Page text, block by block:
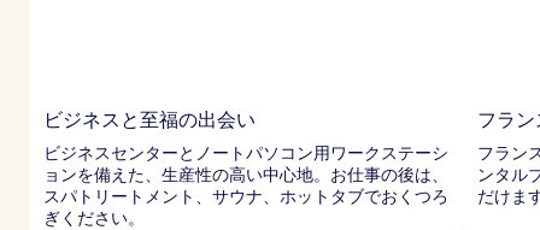
ビジネスと至福の出会い
ビジネスセンターとノートパソコン用ワークステーシ
ョンを備えた、生産性の高い中心地。お仕事の後は、
スパトリートメント、サウナ、ホットタブでおくつろ
ぎください。
フラ
フラン
ンタル
だけま